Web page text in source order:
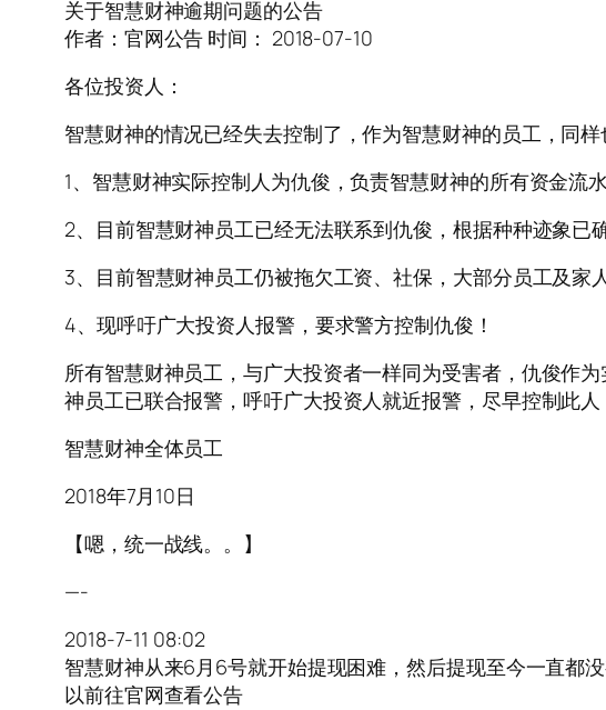
关于智慧财神逾期问题的公告
作者：官网公告 时间： 2018-07-10
各位投资人：
智慧财神的情况已经失去控制了，作为智慧财神的员工，同
1、智慧财神实际控制人为仇俊，负责智慧财神的所有资金流水
2、目前智慧财神员工已经无法联系到仇俊，根据种种迹象已
3、目前智慧财神员工仍被拖欠工资、社保，大部分员工及家
4、现呼吁广大投资人报警，要求警方控制仇俊！
所有智慧财神员工，与广大投资者一样同为受害者，仇俊作
神员工已联合报警，呼吁广大投资人就近报警，尽早控制此人
智慧财神全体员工
2018年7月10日
【嗯，统一战线。。】
—-
2018-7-11 08:02
智慧财神从来6月6号就开始提现困难，然后提现至今一直都
以前往官网查看公告